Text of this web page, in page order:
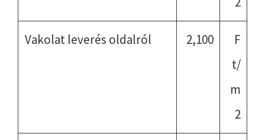
Vakolat leverés oldalról 2,100
F
t/
m
2